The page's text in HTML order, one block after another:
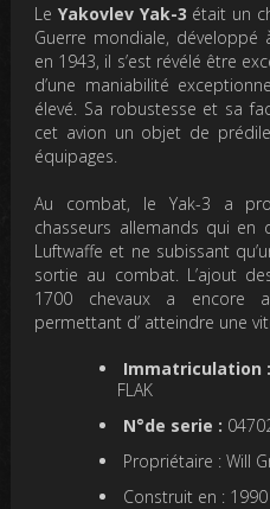
Le Yakovlev Yak-3 était un
Guerre mondiale, développé
en 1943, il s’est révélé être
d’une maniabilité
élevé. Sa robustesse et sa
cet avion un objet de
équipages.
Au combat, le Yak-3 a
chasseurs allemands qui
Luftwaffe et ne subissant
sortie au combat. L’ajout
1700 chevaux a encore
permettant d’ atteindre une
Immatriculation :
FLAK
N°de serie :
Propriétaire :Will
Construit en : 1990